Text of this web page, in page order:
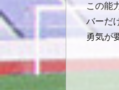
この能
バーだ
勇気が